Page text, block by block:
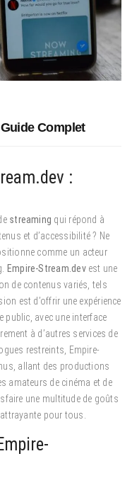
Complet
:
streaming qui répond à
et d’accessibilité ? Ne
comme un acteur
Empire-Stream.devest une
de contenus variés, tels
est d’offrir une expérience
public, avec une interface
à d’autres services de
restreints, Empire-
allant des productions
amateurs de cinéma et de
une multitude de goûts
pour tous.